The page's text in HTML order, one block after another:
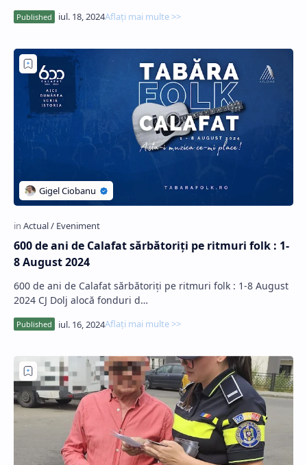
600 de ani de Calafat sărbătoriți pe ritmuri folk : 1-
8 August 2024
600 de ani de Calafat sărbătoriți pe ritmuri folk : 1-8 August
2024 CJ Dolj alocă fonduri d…